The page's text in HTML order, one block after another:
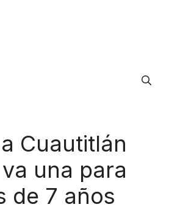
Cuautitlán
una para
de 7 años